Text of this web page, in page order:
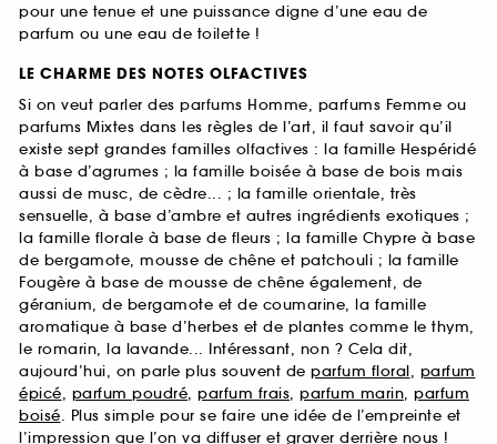
pour une tenue et une puissance digne d’une eau de
parfum ou une eau de toilette !
LE CHARME DES NOTES OLFACTIVES
Si on veut parler des parfums Homme, parfums Femme ou
parfums Mixtes dans les règles de l’art, il faut savoir qu’il
existe sept grandes familles olfactives : la famille Hespéridé
à base d’agrumes ; la famille boisée à base de bois mais
aussi de musc, de cèdre... ; la famille orientale, très
sensuelle, à base d’ambre et autres ingrédients exotiques ;
la famille florale à base de fleurs ; la famille Chypre à base
de bergamote, mousse de chêne et patchouli ; la famille
Fougère à base de mousse de chêne également, de
géranium, de bergamote et de coumarine, la famille
aromatique à base d’herbes et de plantes comme le thym,
le romarin, la lavande... Intéressant, non ? Cela dit,
aujourd’hui, on parle plus souvent de parfum floral, parfum
épicé, parfum poudré, parfum frais, parfum marin, parfum
boisé. Plus simple pour se faire une idée de l’empreinte et
l’impression que l’on va diffuser et graver derrière nous !